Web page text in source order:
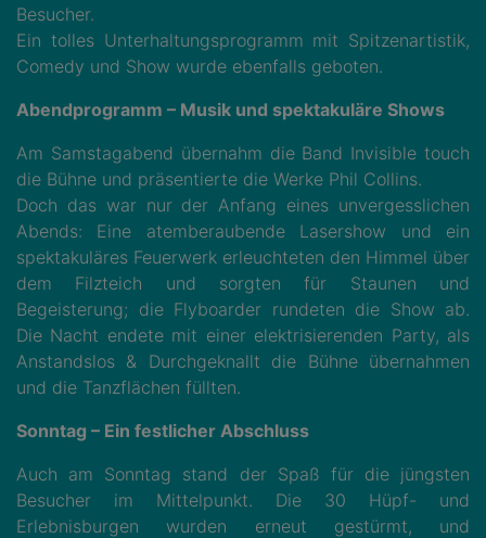
Besucher.
Ein tolles Unterhaltungsprogramm mit Spitzenartistik,
Comedy und Show wurde ebenfalls geboten.
Abendprogramm – Musik und spektakuläre Shows
Am Samstagabend übernahm die Band Invisible touch
die Bühne und präsentierte die Werke Phil Collins.
Doch das war nur der Anfang eines unvergesslichen
Abends: Eine atemberaubende Lasershow und ein
spektakuläres Feuerwerk erleuchteten den Himmel über
dem Filzteich und sorgten für Staunen und
Begeisterung; die Flyboarder rundeten die Show ab.
Die Nacht endete mit einer elektrisierenden Party, als
Anstandslos & Durchgeknallt die Bühne übernahmen
und die Tanzflächen füllten.
Sonntag – Ein festlicher Abschluss
Auch am Sonntag stand der Spaß für die jüngsten
Besucher im Mittelpunkt. Die 30 Hüpf- und
Erlebnisburgen wurden erneut gestürmt, und